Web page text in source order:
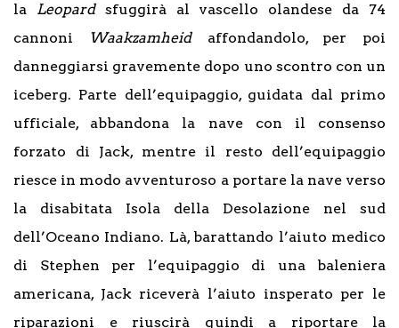
la Leopardsfuggirà al vascello olandese da 74
cannoni
Waakzamheid affondandolo, per poi
danneggiarsi gravemente dopo uno scontro con un
iceberg. Parte dell’equipaggio, guidata dal primo
ufficiale, abbandona la nave con il consenso
forzato di Jack, mentre il resto dell’equipaggio
riesce in modo avventuroso a portare la nave verso
la disabitata Isola della Desolazione nel sud
dell’Oceano Indiano. Là, barattando l’aiuto medico
di Stephen per l’equipaggio di una baleniera
americana, Jack riceverà l’aiuto insperato per le
riparazioni e riuscirà quindi a riportare la